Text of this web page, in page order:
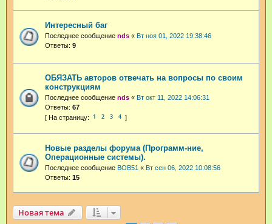
Интересный баг
Последнее сообщение nds « Вт ноя 01, 2022 19:38:46
Ответы: 9
ОБЯЗАТЬ авторов отвечать на вопросы по своим
конструкциям
Последнее сообщение nds « Вт окт 11, 2022 14:06:31
Ответы: 67
1 2 3 4
Новые разделы форума (Программ-ние,
Операционные системы).
Последнее сообщение BOB51 « Вт сен 06, 2022 10:08:56
Ответы: 15
Новая тема